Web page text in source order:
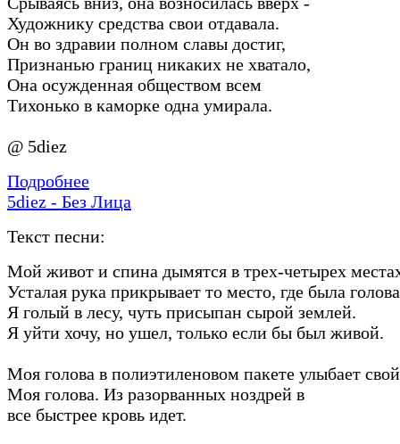
Художнику средства свои отдавала.
Он во здравии полном славы достиг,
Признанью границ никаких не хватало,
Она осужденная обществом всем
Тихонько в каморке одна умирала.
@ 5diez
Подробнее
5diez - Без Лица
Текст песни:
Мой живот и спина дымятся в трех-четырех
Усталая рука прикрывает то место, где была
Я голый в лесу, чуть присыпан сырой землей.
Я уйти хочу, но ушел, только если бы был живой.
Моя голова в полиэтиленовом пакете улыбает
Моя голова. Из разорванных ноздрей в
все быстрее кровь идет.